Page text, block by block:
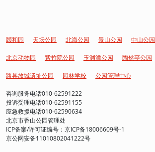
颐和园 天坛公园 北海公园 景山公园 中山公园
北京动物园 紫竹院公园 玉渊潭公园 陶然亭公园
路县故城遗址公园 园林学校 公园管理中心
咨询服务电话010-62591222
投诉受理电话010-62591155
应急救援电话010-62590634
北京市香山公园管理处
ICP备案/许可证编号：京ICP备18006609号-1
京公网安备11010802041222号